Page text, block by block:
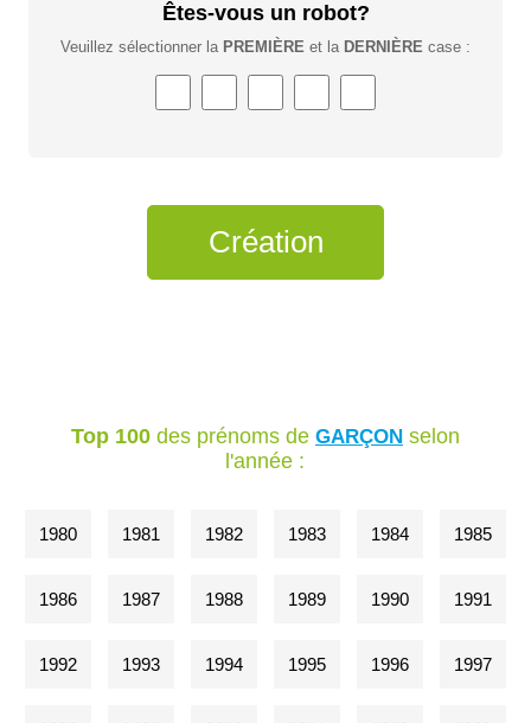
Êtes-vous un robot?
Veuillez sélectionner la PREMIÈRE et la DERNIÈRE case :
Top 100des prénoms de GARÇONselon
l'année :
1980 1981 1982 1983 1984 1985
1986 1987 1988 1989 1990 1991
1992 1993 1994 1995 1996 1997